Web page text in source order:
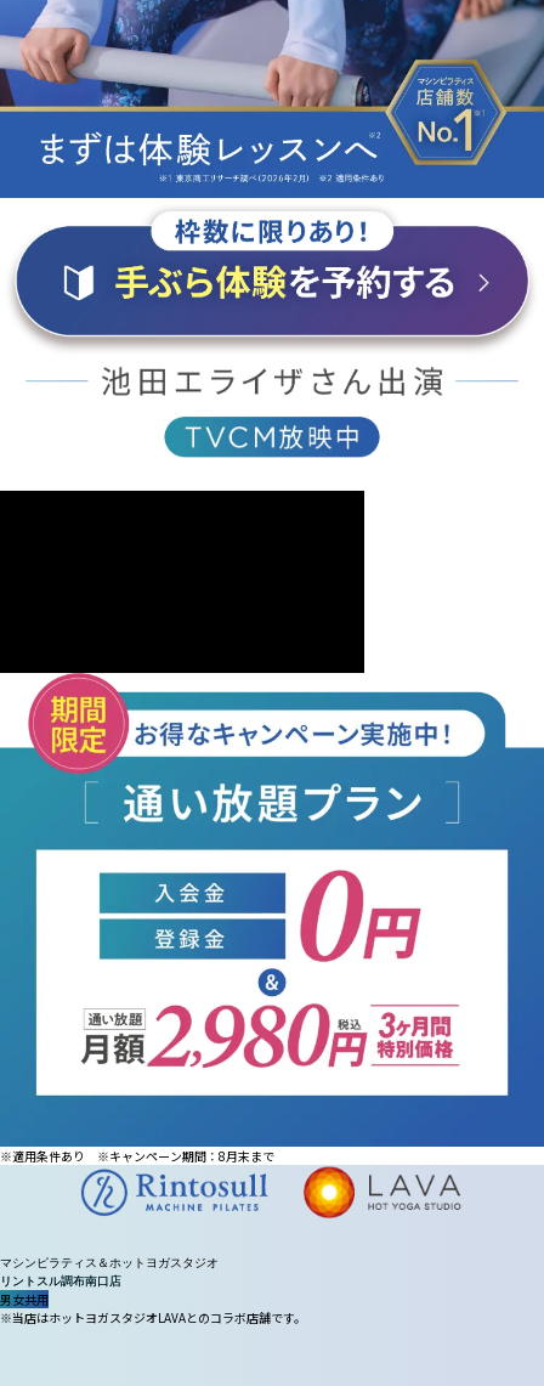
※適用条件あり ※キャンペーン期間：8月末まで
マシンピラティス＆ホットヨガスタジオ
リントスル調布南口店
男女共用
※当店はホットヨガスタジオLAVAとのコラボ店舗です。